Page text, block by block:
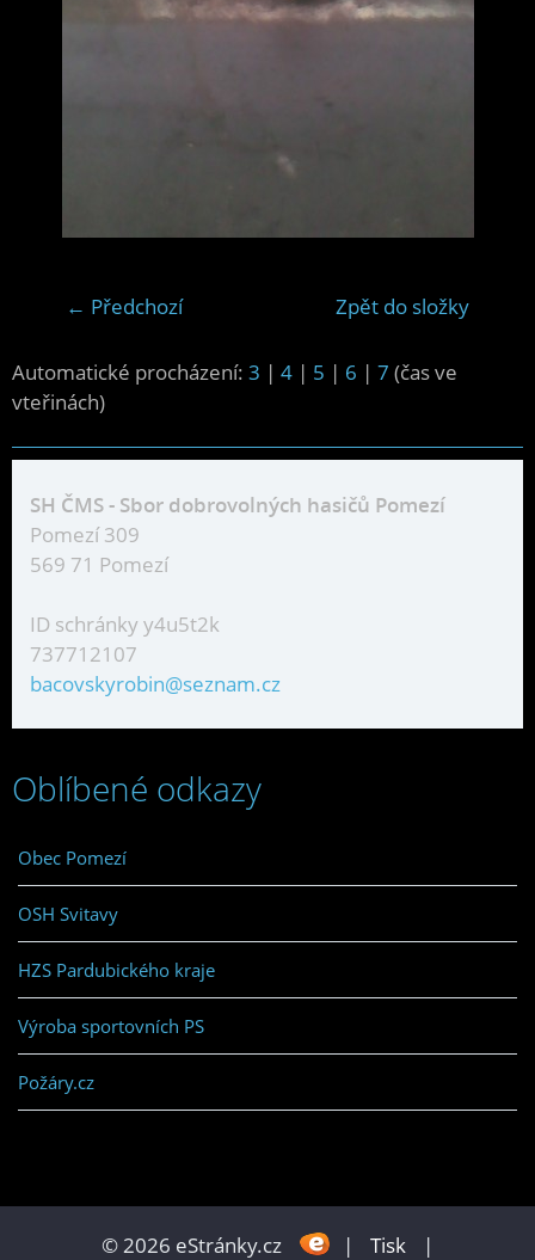
← Předchozí Zpět do složky
Automatické procházení: 3 | 4 | 5 | 6 | 7 (čas ve
vteřinách)
SH ČMS - Sbor dobrovolných hasičů Pomezí
Pomezí 309
569 71 Pomezí
ID schránky y4u5t2k
737712107
bacovskyrobin@seznam.cz
Oblíbené odkazy
Obec Pomezí
OSH Svitavy
HZS Pardubického kraje
Výroba sportovních PS
Požáry.cz
© 2026 eStránky.cz | Tisk |